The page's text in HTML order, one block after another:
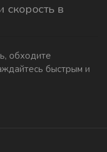
скорость в
обходите
быстрым и